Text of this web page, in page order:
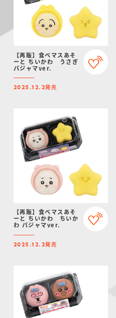
【再販】食べマスあそ
ーと ちいかわ うさぎ
パジャマver.
2025.12.2発売
【再販】食べマスあそ
ーと ちいかわ ちいか
わ パジャマver.
2025.12.2発売